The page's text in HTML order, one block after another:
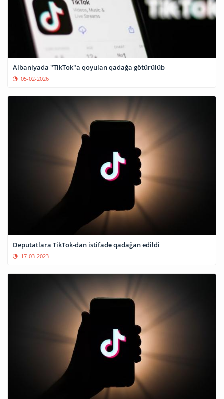
Albaniyada "TikTok"a qoyulan qadağa götürülüb
05-02-2026
Deputatlara TikTok-dan istifadə qadağan edildi
17-03-2023